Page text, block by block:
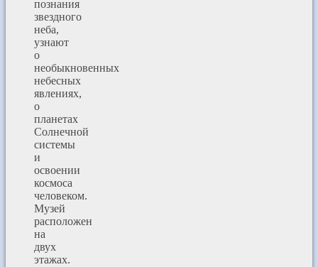
познания
звездного
неба,
узнают
о
необыкновенных
небесных
явлениях,
о
планетах
Солнечной
системы
и
освоении
космоса
человеком.
Музей
расположен
на
двух
этажах.